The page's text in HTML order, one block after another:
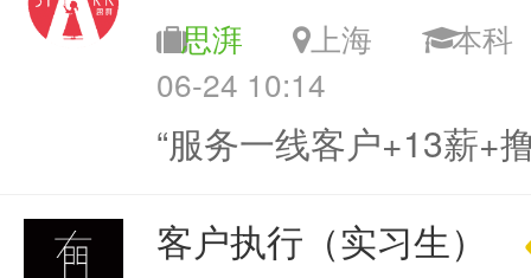
思湃 上海
本
06-24 10:14
“服务一线客户+13薪+
客户执行（实习生）